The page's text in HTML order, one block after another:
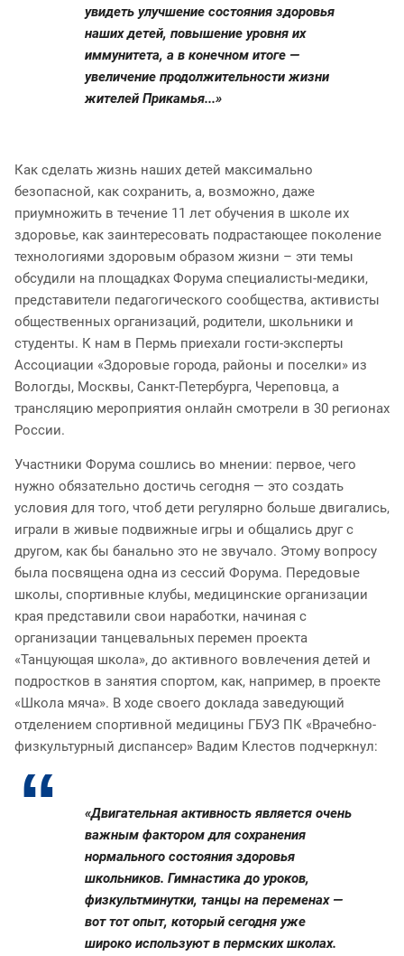
увидеть улучшение состояния здоровья
наших детей, повышение уровня их
иммунитета, а в конечном итоге —
увеличение продолжительности жизни
жителей Прикамья...»
Как сделать жизнь наших детей максимально
безопасной, как сохранить, а, возможно, даже
приумножить в течение 11 лет обучения в школе их
здоровье, как заинтересовать подрастающее поколение
технологиями здоровым образом жизни – эти темы
обсудили на площадках Форума специалисты-медики,
представители педагогического сообщества, активисты
общественных организаций, родители, школьники и
студенты. К нам в Пермь приехали гости-эксперты
Ассоциации «Здоровые города, районы и поселки» из
Вологды, Москвы, Санкт-Петербурга, Череповца, а
трансляцию мероприятия онлайн смотрели в 30 регионах
России.
Участники Форума сошлись во мнении: первое, чего
нужно обязательно достичь сегодня — это создать
условия для того, чтоб дети регулярно больше двигались,
играли в живые подвижные игры и общались друг с
другом, как бы банально это не звучало. Этому вопросу
была посвящена одна из сессий Форума. Передовые
школы, спортивные клубы, медицинские организации
края представили свои наработки, начиная с
организации танцевальных перемен проекта
«Танцующая школа», до активного вовлечения детей и
подростков в занятия спортом, как, например, в проекте
«Школа мяча». В ходе своего доклада заведующий
отделением спортивной медицины ГБУЗ ПК «Врачебно-
физкультурный диспансер» Вадим Клестов подчеркнул:
«Двигательная активность является очень
важным фактором для сохранения
нормального состояния здоровья
школьников. Гимнастика до уроков,
физкультминутки, танцы на переменах —
вот тот опыт, который сегодня уже
широко используют в пермских школах.